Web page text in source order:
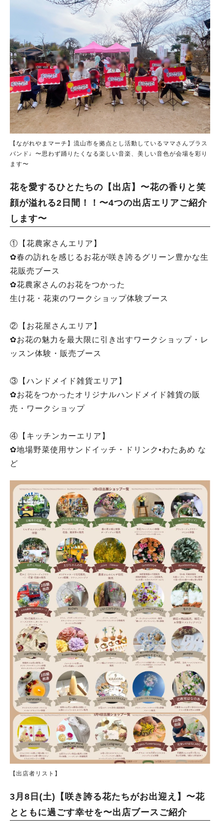
【ながれやまマーチ】流山市を拠点とし活動しているママさんブラス
バンド♩〜思わず踊りたくなる楽しい音楽、美しい音色が会場を彩り
ます〜
花を愛するひとたちの【出店】〜花の香りと笑
顔が溢れる2日間！！〜4つの出店エリアご紹介
します〜
①【花農家さんエリア】
✿春の訪れを感じるお花が咲き誇るグリーン豊かな生
花販売ブース
✿花農家さんのお花をつかった
生け花・花束のワークショップ体験ブース
②【お花屋さんエリア】
✿お花の魅力を最大限に引き出すワークショップ・レ
ッスン体験・販売ブース
③【ハンドメイド雑貨エリア】
✿お花をつかったオリジナルハンドメイド雑貨の販
売・ワークショップ
④【キッチンカーエリア】
✿地場野菜使用サンドイッチ・ドリンク•わたあめ な
ど
【出店者リスト】
3月8日(土)【咲き誇る花たちがお出迎え】〜花
とともに過ごす幸せを〜出店ブースご紹介